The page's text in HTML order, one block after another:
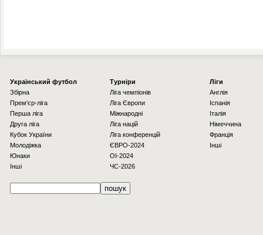
Українcький футбол
Збірна
Прем'єр-ліга
Перша ліга
Друга ліга
Кубок України
Молодіжка
Юнаки
Інші
Турніри
Ліга чемпіонів
Ліга Європи
Міжнародні
Ліга націй
Ліга конференцій
ЄВРО-2024
OI-2024
ЧС-2026
Ліги
Англія
Іспанія
Італія
Німеччина
Франція
Інші